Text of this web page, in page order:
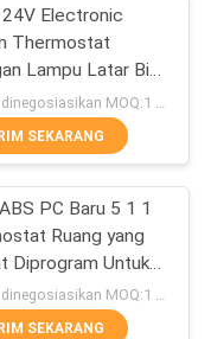
227
24V Electronic
Thermostat
Lampu Latar Biru
SEKARANG
PC Baru 5 1 1
Ruang yang
Diprogram Untuk
HVAC
Dapat dinegosiasikan MOQ:1 sampel / bisa dinegosiasikan
SEKARANG